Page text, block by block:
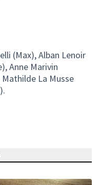
(Max), Alban Lenoir
Anne Marivin
Mathilde La Musse